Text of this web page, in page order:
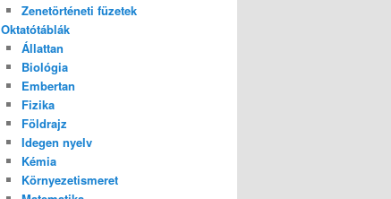
Zenetörténeti füzetek
Oktatótáblák
Állattan
Biológia
Embertan
Fizika
Földrajz
Idegen nyelv
Kémia
Környezetismeret